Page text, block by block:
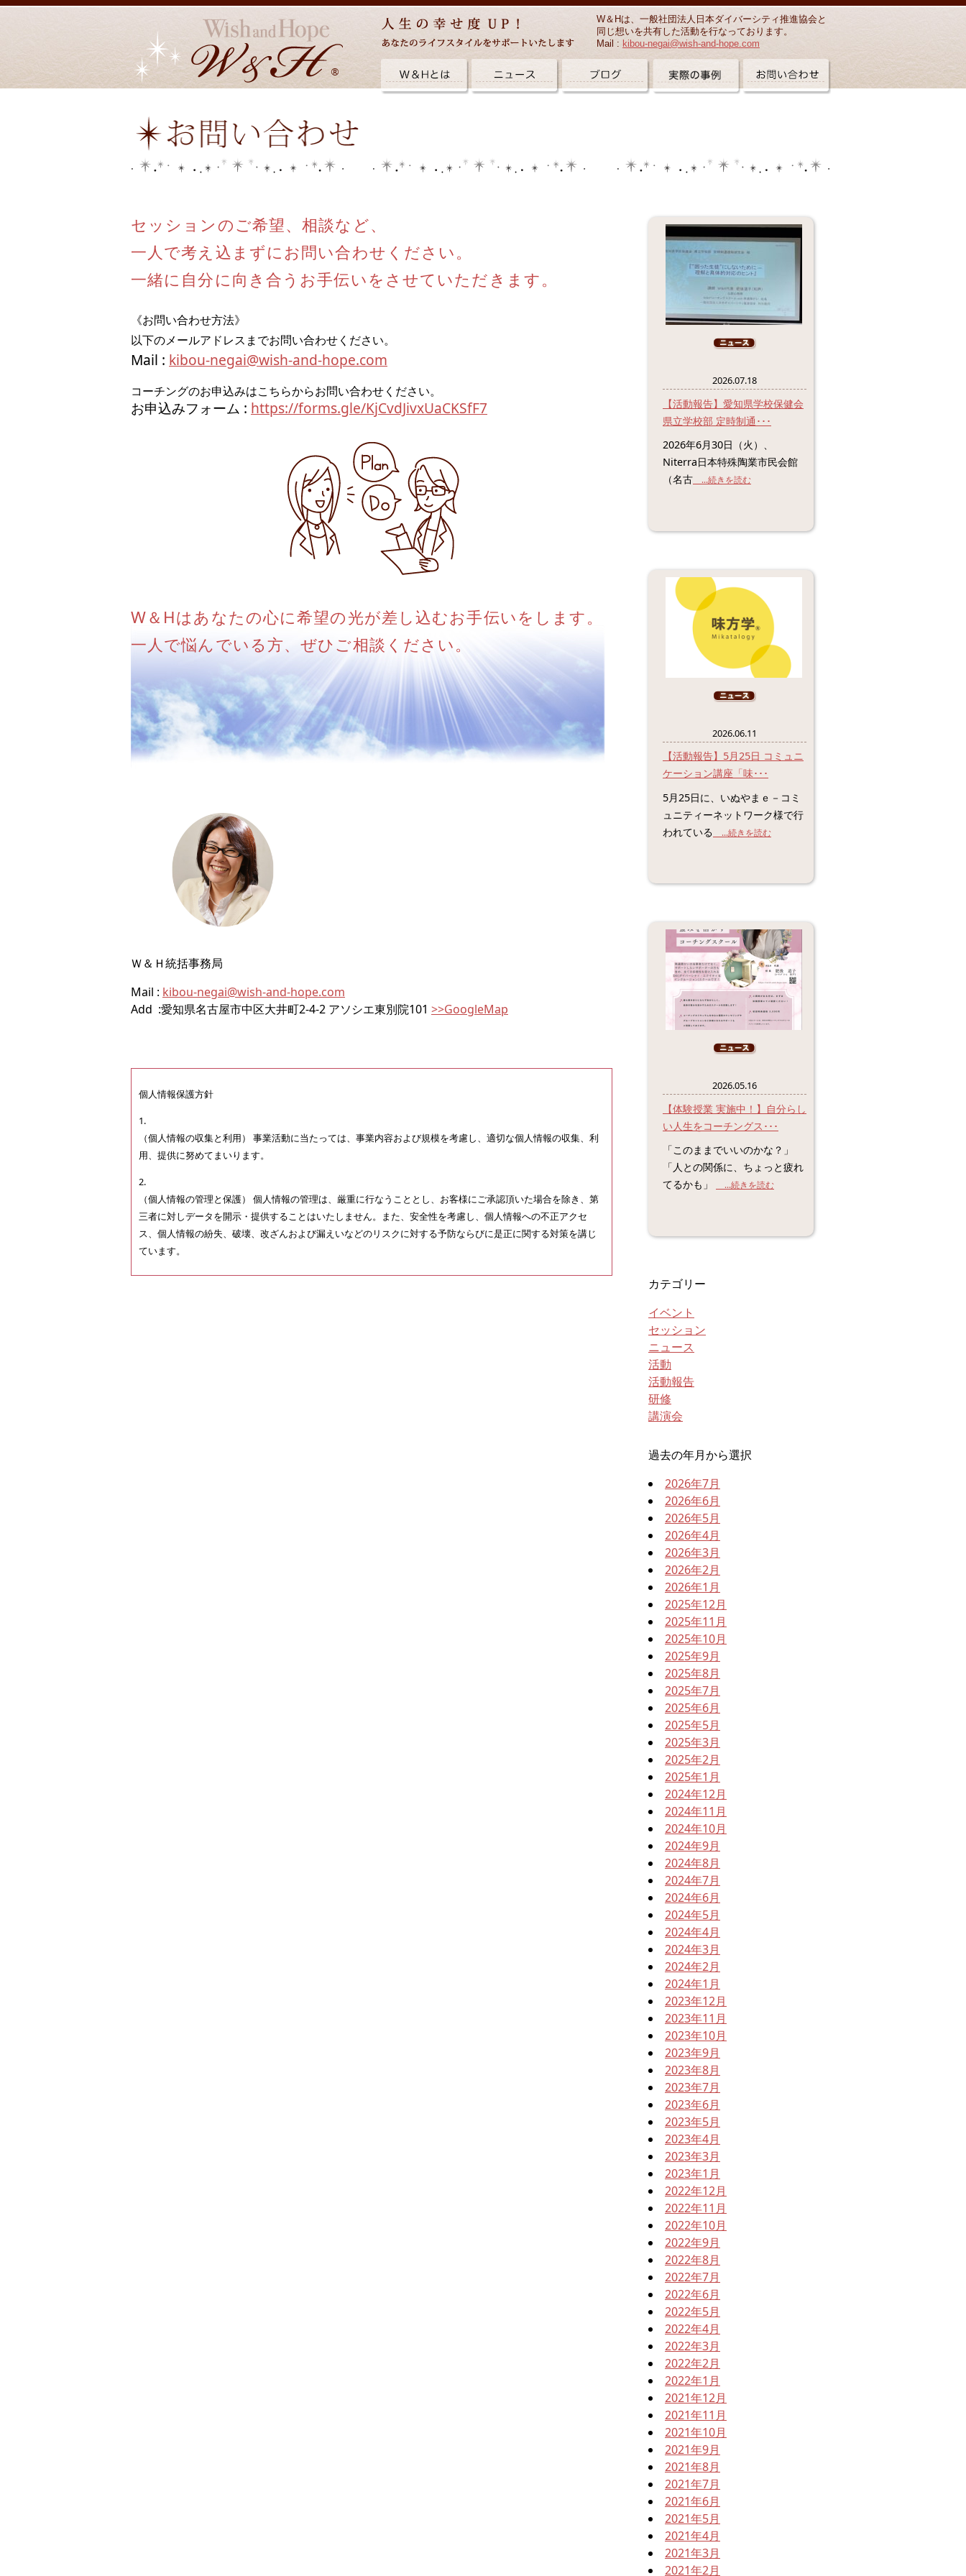
W＆Hは、一般社団法人日本ダイバーシティ推進協会と
同じ想いを共有した活動を行なっております。
Mail : kibou-negai@wish-and-hope.com
セッションのご希望、相談など、
一人で考え込まずにお問い合わせください。
一緒に自分に向き合うお手伝いをさせていただきます。
《お問い合わせ方法》
以下のメールアドレスまでお問い合わせください。
Mail : kibou-negai@wish-and-hope.com
コーチングのお申込みはこちらからお問い合わせください。
お申込みフォーム : https://forms.gle/KjCvdJivxUaCKSfF7
W＆Hはあなたの心に希望の光が差し込むお手伝いをします。
一人で悩んでいる方、ぜひご相談ください。
Ｗ＆Ｈ統括事務局
Mail : kibou-negai@wish-and-hope.com
Add :愛知県名古屋市中区大井町2-4-2 アソシエ東別院101 >>GoogleMap
個人情報保護方針
1.
（個人情報の収集と利用） 事業活動に当たっては、事業内容および規模を考慮し、適切な個人情報の収集、利
用、提供に努めてまいります。
2.
（個人情報の管理と保護） 個人情報の管理は、厳重に行なうこととし、お客様にご承認頂いた場合を除き、第
三者に対しデータを開示・提供することはいたしません。また、安全性を考慮し、個人情報への不正アクセ
ス、個人情報の紛失、破壊、改ざんおよび漏えいなどのリスクに対する予防ならびに是正に関する対策を講じ
ています。
2026.07.18
【活動報告】愛知県学校保健会
県立学校部 定時制通･･･
2026年6月30日（火）、
Niterra日本特殊陶業市民会館
（名古 ...続きを読む
2026.06.11
【活動報告】5月25日 コミュニ
ケーション講座「味･･･
5月25日に、いぬやまｅ－コミ
ュニティーネットワーク様で行
われている ...続きを読む
2026.05.16
【体験授業 実施中！】自分らし
い人生をコーチングス･･･
「このままでいいのかな？」
「人との関係に、ちょっと疲れ
てるかも」
...続きを読む
カテゴリー
イベント
セッション
ニュース
活動
活動報告
研修
講演会
過去の年月から選択
2026年7月
2026年6月
2026年5月
2026年4月
2026年3月
2026年2月
2026年1月
2025年12月
2025年11月
2025年10月
2025年9月
2025年8月
2025年7月
2025年6月
2025年5月
2025年3月
2025年2月
2025年1月
2024年12月
2024年11月
2024年10月
2024年9月
2024年8月
2024年7月
2024年6月
2024年5月
2024年4月
2024年3月
2024年2月
2024年1月
2023年12月
2023年11月
2023年10月
2023年9月
2023年8月
2023年7月
2023年6月
2023年5月
2023年4月
2023年3月
2023年1月
2022年12月
2022年11月
2022年10月
2022年9月
2022年8月
2022年7月
2022年6月
2022年5月
2022年4月
2022年3月
2022年2月
2022年1月
2021年12月
2021年11月
2021年10月
2021年9月
2021年8月
2021年7月
2021年6月
2021年5月
2021年4月
2021年3月
2021年2月